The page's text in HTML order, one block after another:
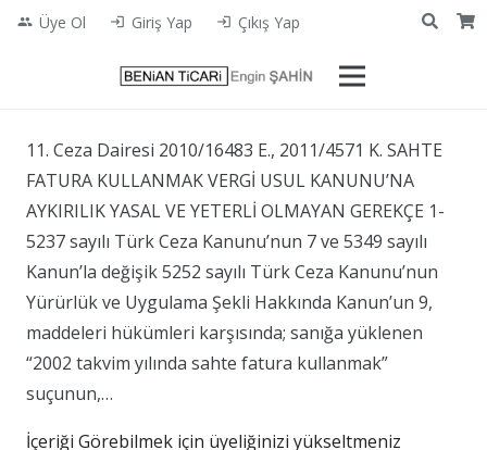
people Üye Ol login Giriş Yap login Çıkış Yap
11. Ceza Dairesi 2010/16483 E., 2011/4571 K. SAHTE
FATURA KULLANMAK VERGİ USUL KANUNU’NA
AYKIRILIK YASAL VE YETERLİ OLMAYAN GEREKÇE 1-
5237 sayılı Türk Ceza Kanunu’nun 7 ve 5349 sayılı
Kanun’la değişik 5252 sayılı Türk Ceza Kanunu’nun
Yürürlük ve Uygulama Şekli Hakkında Kanun’un 9,
maddeleri hükümleri karşısında; sanığa yüklenen
“2002 takvim yılında sahte fatura kullanmak”
suçunun,…
İçeriği Görebilmek için üyeliğinizi yükseltmeniz